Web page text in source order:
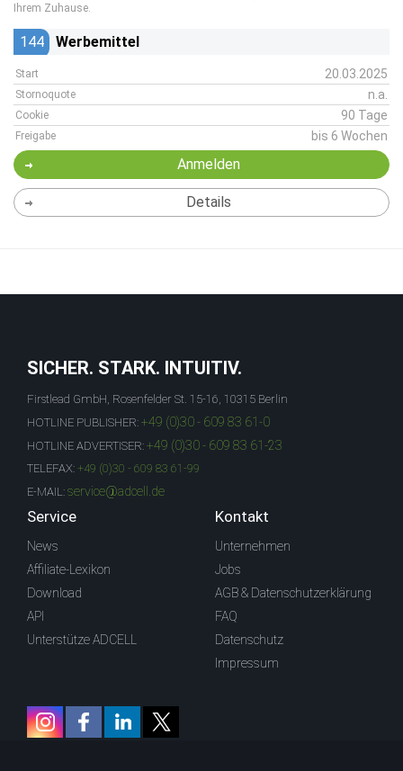
Ihrem Zuhause.
144 Werbemittel
Start 20.03.2025
Stornoquote n.a.
Cookie 90 Tage
Freigabe bis 6 Wochen
Anmelden
Details
SICHER. STARK. INTUITIV.
Firstlead GmbH, Rosenfelder St. 15-16, 10315 Berlin
HOTLINE PUBLISHER: +49 (0)30 - 609 83 61-0
HOTLINE ADVERTISER: +49 (0)30 - 609 83 61-23
TELEFAX: +49 (0)30 - 609 83 61-99
E-MAIL: service@adcell.de
Service
News
Affiliate-Lexikon
Download
API
Unterstütze ADCELL
Kontakt
Unternehmen
Jobs
AGB & Datenschutzerklärung
FAQ
Datenschutz
Impressum